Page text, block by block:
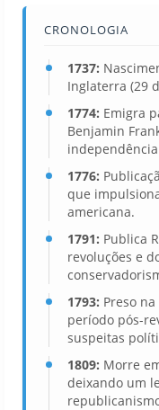
CRONOLOGIA
1737:
Inglaterra (29
1774: Emigra
Benjamin
1776:
que
americana.
1791: Publica
revoluções e
1793: Preso
período pós-
suspeitas
1809: Morre
deixando um